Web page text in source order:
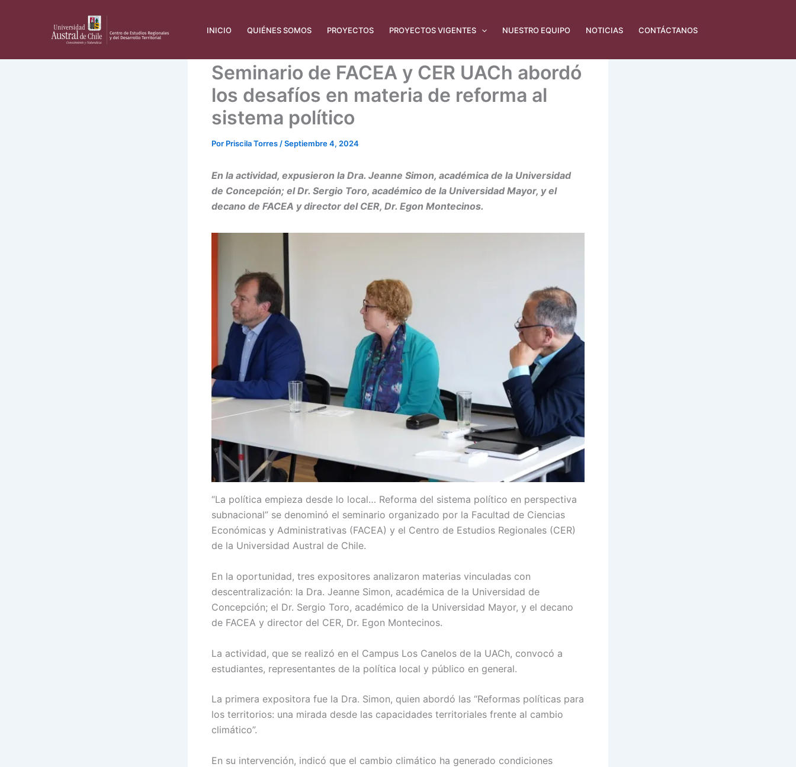
INICIO QUIÉNES SOMOS PROYECTOS PROYECTOS VIGENTES NUESTRO EQUIPO NOTICIAS CONTÁCTANOS
Seminario de FACEA y CER UACh abordó
los desafíos en materia de reforma al
sistema político
Por Priscila Torres /Septiembre 4, 2024
En la actividad, expusieron la Dra. Jeanne Simon, académica de la Universidad
de Concepción; el Dr. Sergio Toro, académico de la Universidad Mayor, y el
decano de FACEA y director del CER, Dr. Egon Montecinos.
“La política empieza desde lo local… Reforma del sistema político en perspectiva
subnacional” se denominó el seminario organizado por la Facultad de Ciencias
Económicas y Administrativas (FACEA) y el Centro de Estudios Regionales (CER)
de la Universidad Austral de Chile.
En la oportunidad, tres expositores analizaron materias vinculadas con
descentralización: la Dra. Jeanne Simon, académica de la Universidad de
Concepción; el Dr. Sergio Toro, académico de la Universidad Mayor, y el decano
de FACEA y director del CER, Dr. Egon Montecinos.
La actividad, que se realizó en el Campus Los Canelos de la UACh, convocó a
estudiantes, representantes de la política local y público en general.
La primera expositora fue la Dra. Simon, quien abordó las “Reformas políticas para
los territorios: una mirada desde las capacidades territoriales frente al cambio
climático”.
En su intervención, indicó que el cambio climático ha generado condiciones